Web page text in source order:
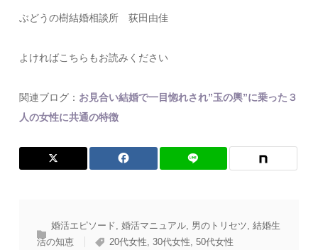
ぶどうの樹結婚相談所 荻田由佳
よければこちらもお読みください
関連ブログ： お見合い結婚で一目惚れされ”玉の輿”に乗った３
人の女性に共通の特徴
婚活エピソード,婚活マニュアル, 男のトリセツ,結婚生
活の知恵
20代女性,30代女性,50代女性